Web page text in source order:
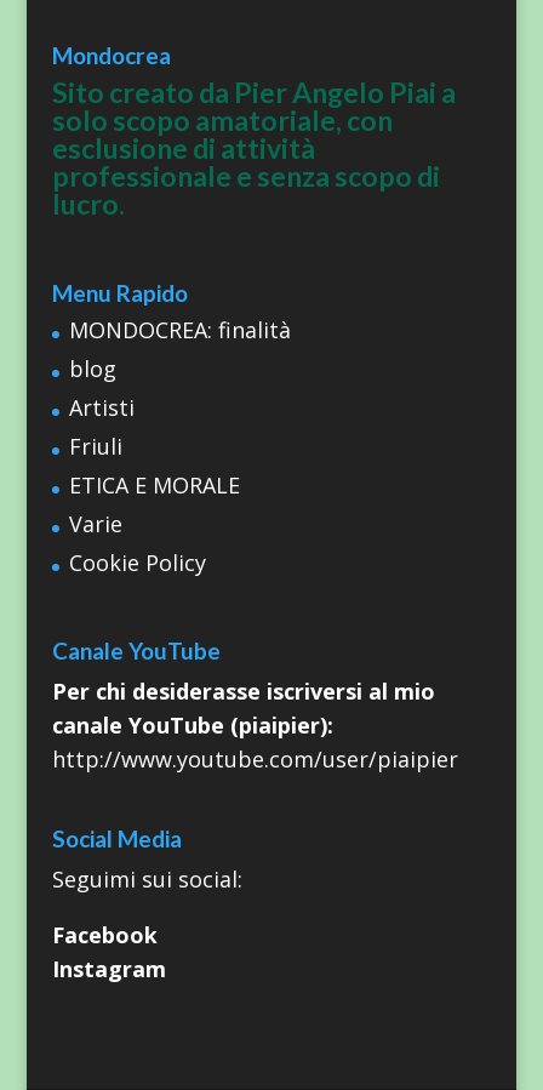
Mondocrea
Sito creato da Pier Angelo Piai a
solo scopo amatoriale, con
esclusione di attività
professionale e senza scopo di
lucro.
Menu Rapido
MONDOCREA: finalità
blog
Artisti
Friuli
ETICA E MORALE
Varie
Cookie Policy
Canale YouTube
Per chi desiderasse iscriversi al mio
canale YouTube (piaipier):
http://www.youtube.com/user/piaipier
Social Media
Seguimi sui social:
Facebook
Instagram